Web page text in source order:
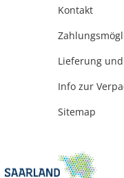
Kontakt
Lieferung
Info zur
Sitemap